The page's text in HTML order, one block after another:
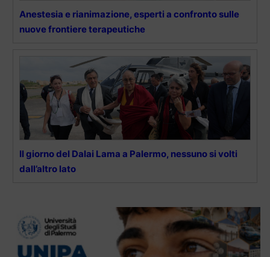
Anestesia e rianimazione, esperti a confronto sulle
nuove frontiere terapeutiche
Il giorno del Dalai Lama a Palermo, nessuno si volti
dall’altro lato